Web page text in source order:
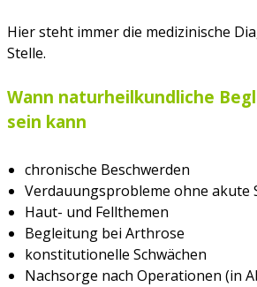
Hier steht immer die medizinische
Stelle.
Wann naturheilkundliche
sein kann
chronische Beschwerden
Verdauungsprobleme ohne akute
Haut- und Fellthemen
Begleitung bei Arthrose
konstitutionelle Schwächen
Nachsorge nach Operationen (in